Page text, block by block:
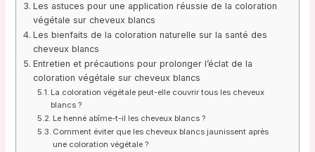
Les astuces pour une application réussie de la coloration
végétale sur cheveux blancs
Les bienfaits de la coloration naturelle sur la santé des
cheveux blancs
Entretien et précautions pour prolonger l’éclat de la
coloration végétale sur cheveux blancs
La coloration végétale peut-elle couvrir tous les cheveux
blancs ?
Le henné abîme-t-il les cheveux blancs ?
Comment éviter que les cheveux blancs jaunissent après
une coloration végétale ?